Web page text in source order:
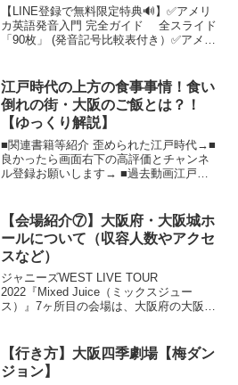
【LINE登録で無料限定特典🔊】✅アメリ
カ英語発音入門 完全ガイド 全スライド
「90枚」 (発音記号比較表付き）✅アメリ
で開く」を押してください）■英語発音...
江戸時代の上方の食事事情！食い
倒れの街・大阪のご飯とは？！
【ゆっくり解説】
■関連書籍等紹介 歪められた江戸時代→■
良かったら画面右下の高評価とチャンネ
ル登録お願いします→ ■過去動画江戸の
庶民の夜の過ごし方【日本史】→ 江戸時
代のお酒事情！...
【会場紹介⑦】大阪府・大阪城ホ
ールについて（収容人数やアクセ
スなど）
ジャニーズWEST LIVE TOUR
2022『Mixed Juice（ミックスジュー
ス）』7ヶ所目の会場は、大阪府の大阪城
行き方などについてお伝えしています！
今回の...
【行き方】大阪四季劇場【梅ダン
ジョン】